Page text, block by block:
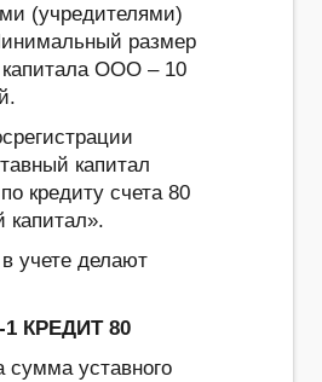
(учредителями)
размер
капитала ООО – 10
капитал
кредиту счета 80
капитал».
учете делают
КРЕДИТ 80
сумма уставного